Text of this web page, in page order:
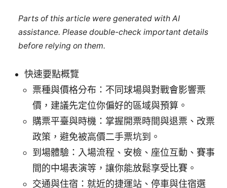
Parts of this article were generated with AI
assistance. Please double-check important details
before relying on them.
快速要點概覽
票種與價格分布：不同球場與對戰會影響票
價，建議先定位你偏好的區域與預算。
購票平臺與時機：掌握開票時間與退票、改票
政策，避免被高價二手票坑到。
到場體驗：入場流程、安檢、座位互動、賽事
間的中場表演等，讓你能放鬆享受比賽。
交通與住宿：就近的捷運站、停車與住宿選